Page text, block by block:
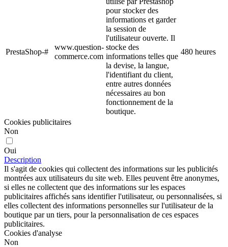
PrestaShop-#
www.question-
commerce.com
pour stocker des
informations et garder
la session de
l'utilisateur ouverte. Il
stocke des
informations telles que
la devise, la langue,
l'identifiant du client,
entre autres données
nécessaires au bon
fonctionnement de la
boutique.
480 heures
Cookies publicitaires
Non
Oui
Description
Il s'agit de cookies qui collectent des informations sur les publicités
montrées aux utilisateurs du site web. Elles peuvent être anonymes,
si elles ne collectent que des informations sur les espaces
publicitaires affichés sans identifier l'utilisateur, ou personnalisées, si
elles collectent des informations personnelles sur l'utilisateur de la
boutique par un tiers, pour la personnalisation de ces espaces
publicitaires.
Cookies d'analyse
Non